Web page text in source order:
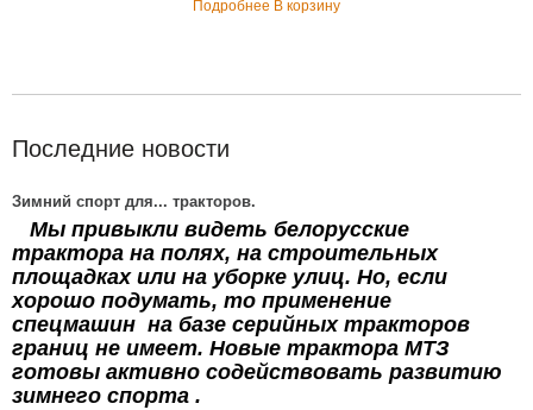
Подробнее В корзину
Последние новости
Зимний спорт для... тракторов.
Мы привыкли видеть белорусские
трактора на полях, на строительных
площадках или на уборке улиц. Но, если
хорошо подумать, то применение
спецмашин на базе серийных тракторов
границ не имеет. Новые трактора МТЗ
готовы активно содействовать развитию
зимнего спорта .